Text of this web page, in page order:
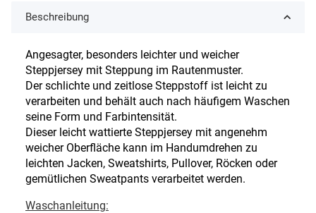
Beschreibung
Angesagter, besonders leichter und weicher
Steppjersey mit Steppung im Rautenmuster.
Der schlichte und zeitlose Steppstoff ist leicht zu
verarbeiten und behält auch nach häufigem Waschen
seine Form und Farbintensität.
Dieser leicht wattierte Steppjersey mit angenehm
weicher Oberfläche kann im Handumdrehen zu
leichten Jacken, Sweatshirts, Pullover, Röcken oder
gemütlichen Sweatpants verarbeitet werden.
Waschanleitung: